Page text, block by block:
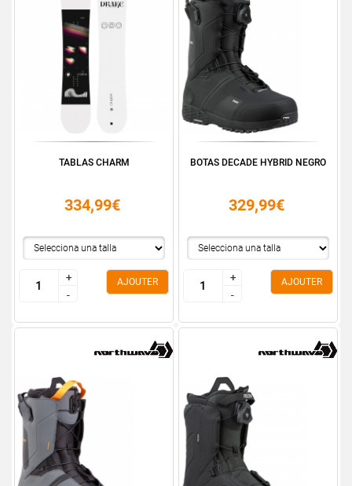
TABLAS CHARM
334,99€
+
-
+
-
AJOUTER
BOTAS DECADE HYBRID NEGRO
329,99€
+
-
+
-
AJOUTER